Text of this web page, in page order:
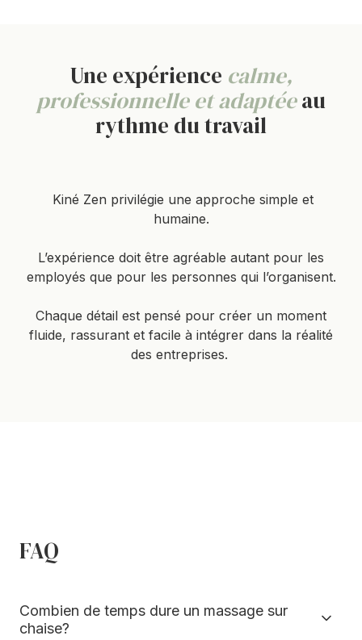
Une expérience calme,
professionnelle et adaptéeau
rythme du travail
Kiné Zen privilégie une approche simple et
humaine.
L’expérience doit être agréable autant pour les
employés que pour les personnes qui l’organisent.
Chaque détail est pensé pour créer un moment
fluide, rassurant et facile à intégrer dans la réalité
des entreprises.
FAQ
Combien de temps dure un massage sur
chaise?